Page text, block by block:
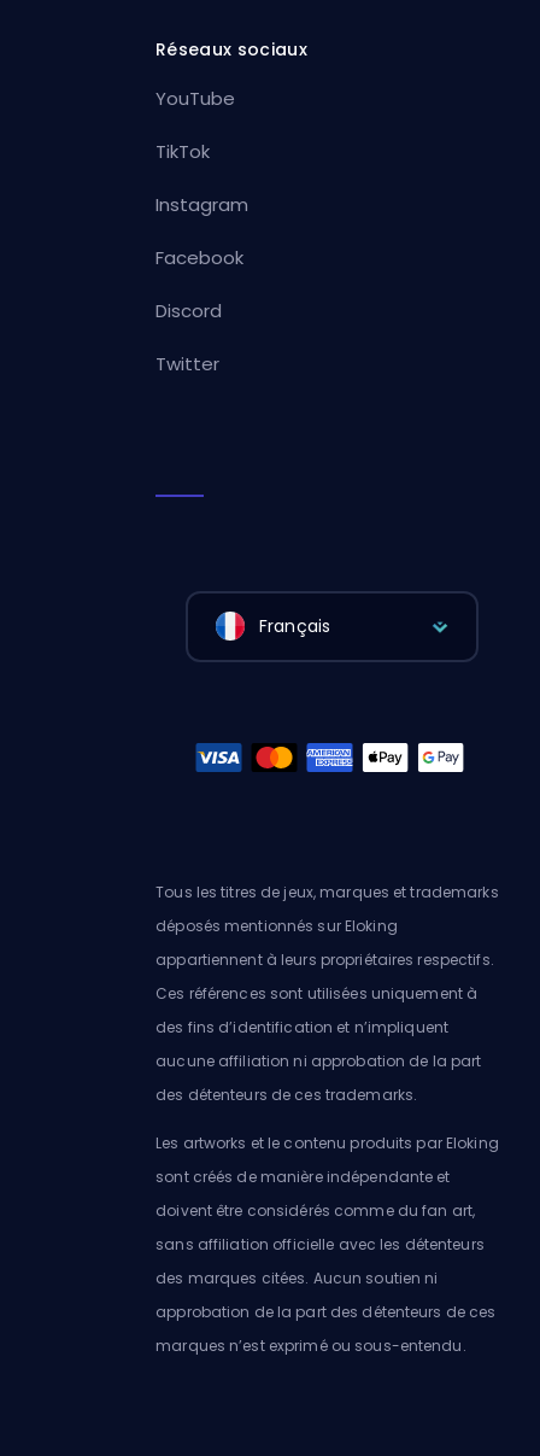
Réseaux sociaux
YouTube
TikTok
Instagram
Facebook
Discord
Twitter
Français
Tous les titres de jeux, marques et trademarks
déposés mentionnés sur Eloking
appartiennent à leurs propriétaires respectifs.
Ces références sont utilisées uniquement à
des fins d’identification et n’impliquent
aucune affiliation ni approbation de la part
des détenteurs de ces trademarks.
Les artworks et le contenu produits par Eloking
sont créés de manière indépendante et
doivent être considérés comme du fan art,
sans affiliation officielle avec les détenteurs
des marques citées. Aucun soutien ni
approbation de la part des détenteurs de ces
marques n’est exprimé ou sous-entendu.